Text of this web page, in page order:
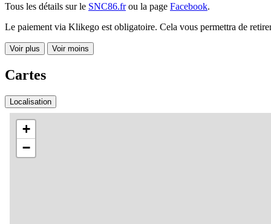
Tous les détails sur le SNC86.frou la page Facebook.
Le paiement via Klikego est obligatoire. Cela vous permettra de
Voir plus Voir moins
Cartes
Localisation